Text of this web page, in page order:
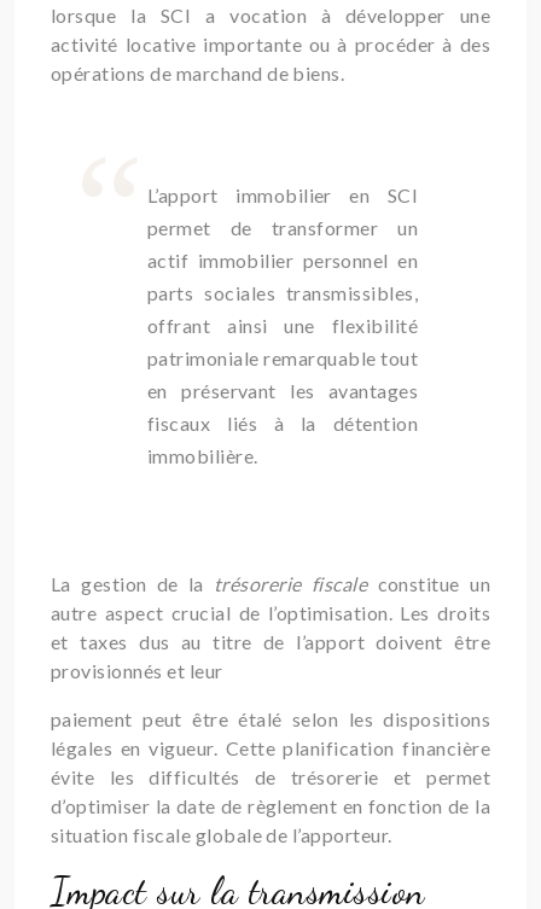
lorsque la SCI a vocation à développer une
activité locative importante ou à procéder à des
opérations de marchand de biens.
L’apport immobilier en SCI
permet de transformer un
actif immobilier personnel en
parts sociales transmissibles,
offrant ainsi une flexibilité
patrimoniale remarquable tout
en préservant les avantages
fiscaux liés à la détention
immobilière.
La gestion de la trésorerie fiscale constitue un
autre aspect crucial de l’optimisation. Les droits
et taxes dus au titre de l’apport doivent être
provisionnés et leur
paiement peut être étalé selon les dispositions
légales en vigueur. Cette planification financière
évite les difficultés de trésorerie et permet
d’optimiser la date de règlement en fonction de la
situation fiscale globale de l’apporteur.
Impact sur la transmission